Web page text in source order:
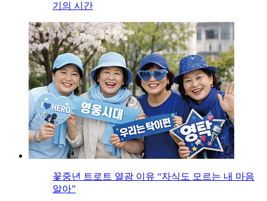
기의 시간
꽃중년 트로트 열광 이유 “자식도 모르는 내 마음
알아”